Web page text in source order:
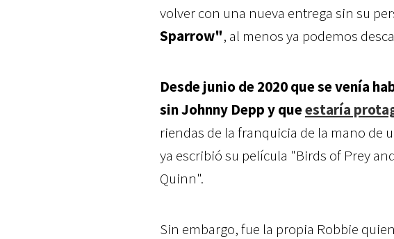
volver con una nueva entrega sin su
Sparrow", al menos ya podemos
Desde junio de 2020 que se venía
sin Johnny Depp y queestaría
riendas de la franquicia de la mano de
ya escribió su película "Birds of Prey
Quinn".
Sin embargo, fue la propia Robbie